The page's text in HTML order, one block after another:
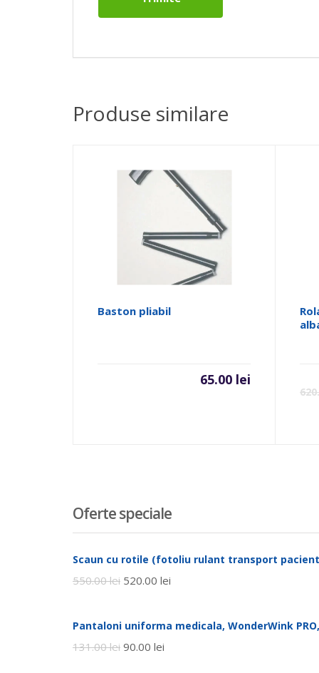
Produse similare
Baston pliabil
65.00 lei
Oferte speciale
Scaun cu rotile (fotoliu rulant transport
550.00lei 520.00 lei
Pantaloni uniforma medicala, WonderWink PRO,
131.00lei 90.00 lei